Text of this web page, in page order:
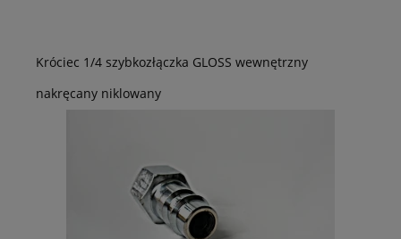
Króciec 1/4 szybkozłączka GLOSS wewnętrzny
nakręcany niklowany